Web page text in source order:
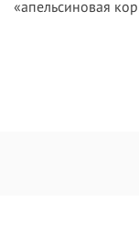
«апельсиновая